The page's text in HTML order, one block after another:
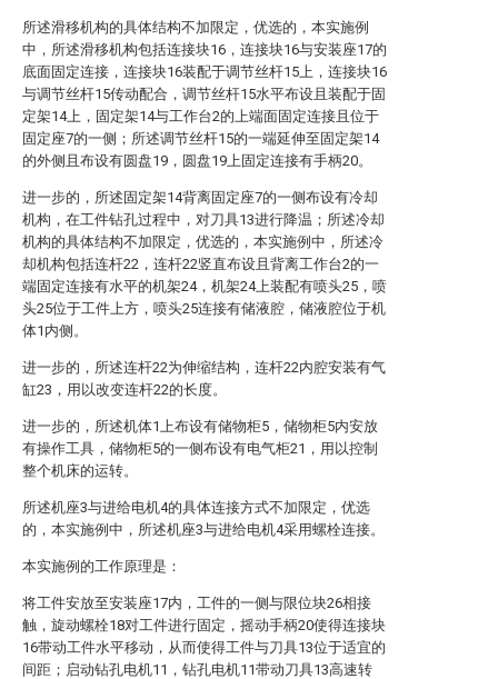
所述滑移机构的具体结构不加限定，优选的，本实施例
中，所述滑移机构包括连接块16，连接块16与安装座17的
底面固定连接，连接块16装配于调节丝杆15上，连接块16
与调节丝杆15传动配合，调节丝杆15水平布设且装配于固
定架14上，固定架14与工作台2的上端面固定连接且位于
固定座7的一侧；所述调节丝杆15的一端延伸至固定架14
的外侧且布设有圆盘19，圆盘19上固定连接有手柄20。
进一步的，所述固定架14背离固定座7的一侧布设有冷却
机构，在工件钻孔过程中，对刀具13进行降温；所述冷却
机构的具体结构不加限定，优选的，本实施例中，所述冷
却机构包括连杆22，连杆22竖直布设且背离工作台2的一
端固定连接有水平的机架24，机架24上装配有喷头25，喷
头25位于工件上方，喷头25连接有储液腔，储液腔位于机
体1内侧。
进一步的，所述连杆22为伸缩结构，连杆22内腔安装有气
缸23，用以改变连杆22的长度。
进一步的，所述机体1上布设有储物柜5，储物柜5内安放
有操作工具，储物柜5的一侧布设有电气柜21，用以控制
整个机床的运转。
所述机座3与进给电机4的具体连接方式不加限定，优选
的，本实施例中，所述机座3与进给电机4采用螺栓连接。
本实施例的工作原理是：
将工件安放至安装座17内，工件的一侧与限位块26相接
触，旋动螺栓18对工件进行固定，摇动手柄20使得连接块
16带动工件水平移动，从而使得工件与刀具13位于适宜的
间距；启动钻孔电机11，钻孔电机11带动刀具13高速转